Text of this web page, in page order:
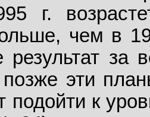
г.
чем в
результат
эти
подойти к